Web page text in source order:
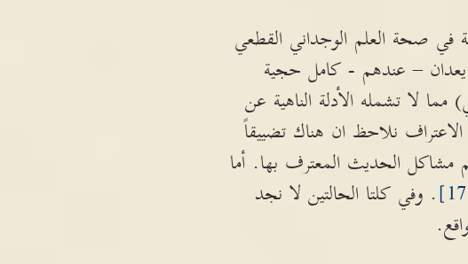
في صحة العلم الوجداني القطعي
يعدان – عندهم - كامل حجية
لا تشمله الأدلة الناهية عن
نلاحظ ان هناك تضييقاً
مشاكل الحديث المعترف بها. أما
. وفي كلتا الحالتين لا نجد